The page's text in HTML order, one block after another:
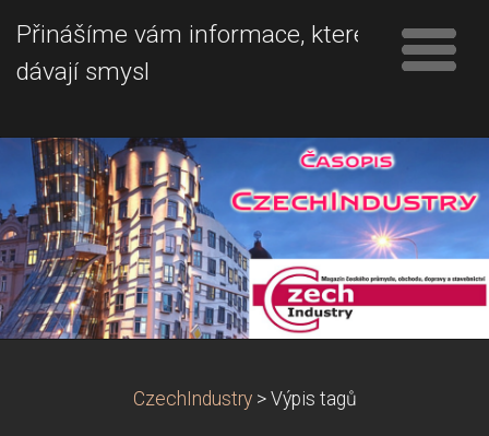
Přinášíme vám informace, které
dávají smysl
CzechIndustry > Výpis tagů